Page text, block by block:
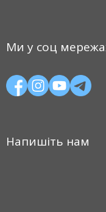
Ми у соц
Напишіть нам